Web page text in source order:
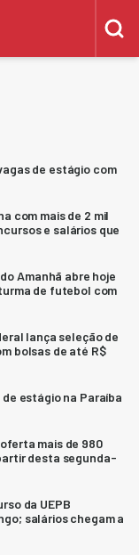
de estágio com
com mais de 2 mil
e salários que
Amanhã abre hoje
de futebol com
lança seleção de
bolsas de até R$
de estágio na Paraíba
mais de 980
desta segunda-
da UEPB
salários chegam a